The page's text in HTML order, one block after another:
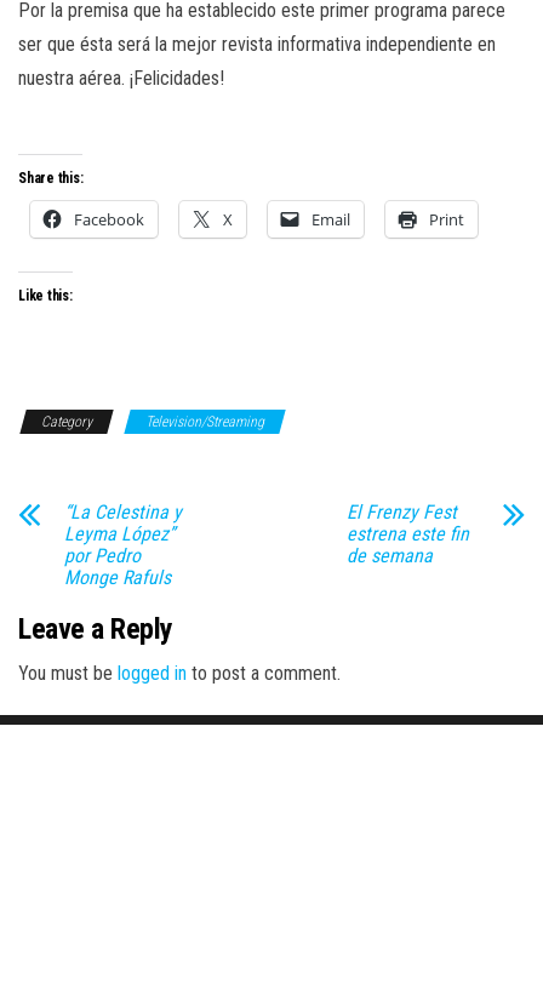
Por la premisa que ha establecido este primer programa parece
ser que ésta será la mejor revista informativa independiente en
nuestra aérea. ¡Felicidades!
Share this:
Facebook X Email Print
Like this:
Category Television/Streaming
“La Celestina y
Leyma López”
por Pedro
Monge Rafuls
El Frenzy Fest
estrena este fin
de semana
Leave a Reply
You must be logged in to post a comment.